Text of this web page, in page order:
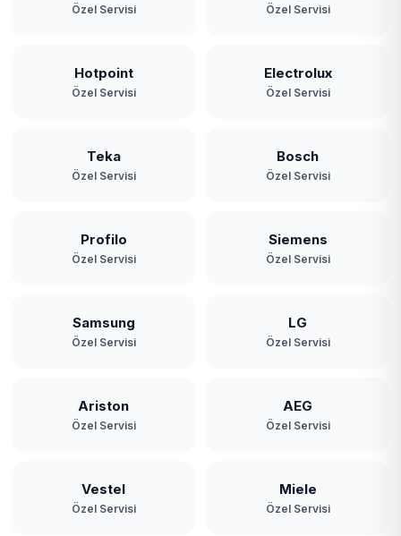
Özel Servisi Özel Servisi
Hotpoint
Özel Servisi
Electrolux
Özel Servisi
Teka
Özel Servisi
Bosch
Özel Servisi
Profilo
Özel Servisi
Siemens
Özel Servisi
Samsung
Özel Servisi
LG
Özel Servisi
Ariston
Özel Servisi
AEG
Özel Servisi
Vestel
Özel Servisi
Miele
Özel Servisi